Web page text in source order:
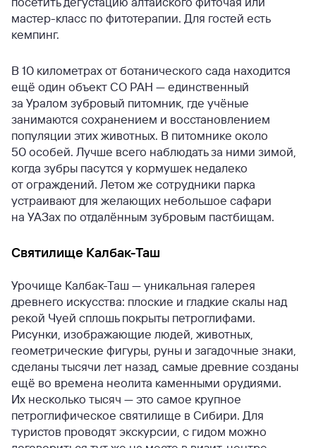
мастер-класс по фитотерапии. Для гостей есть
кемпинг.
В 10 километрах от ботанического сада находится
ещё один объект СО РАН — единственный
за Уралом зубровый питомник, где учёные
занимаются сохранением и восстановлением
популяции этих животных. В питомнике около
50 особей. Лучше всего наблюдать за ними зимой,
когда зубры пасутся у кормушек недалеко
от ограждений. Летом же сотрудники парка
устраивают для желающих небольшое сафари
на УАЗах по отдалённым зубровым пастбищам.
Святилище Калбак-Таш
Урочище Калбак-Таш — уникальная галерея
древнего искусства: плоские и гладкие скалы над
рекой Чуей сплошь покрыты петроглифами.
Рисунки, изображающие людей, животных,
геометрические фигуры, руны и загадочные знаки,
сделаны тысячи лет назад, самые древние созданы
ещё во времена неолита каменными орудиями.
Их несколько тысяч — это самое крупное
петроглифическое святилище в Сибири. Для
туристов проводят экскурсии, с гидом можно